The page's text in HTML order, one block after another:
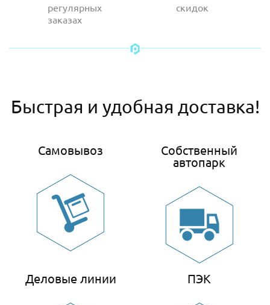
регулярных
заказах
скидок
Быстрая и удобная доставка!
Самовывоз
Собственный
автопарк
Деловые линии ПЭК